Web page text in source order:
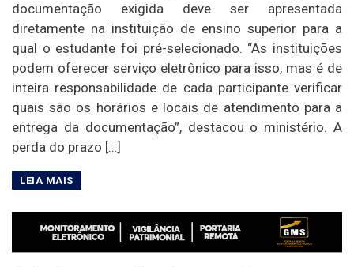
documentação exigida deve ser apresentada
diretamente na instituição de ensino superior para a
qual o estudante foi pré-selecionado. “As instituições
podem oferecer serviço eletrônico para isso, mas é de
inteira responsabilidade de cada participante verificar
quais são os horários e locais de atendimento para a
entrega da documentação”, destacou o ministério. A
perda do prazo […]